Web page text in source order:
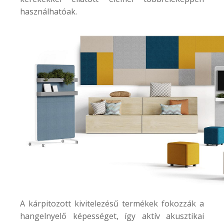
használhatóak.
A kárpitozott kivitelezésű termékek fokozzák a
hangelnyelő képességet, így aktív akusztikai